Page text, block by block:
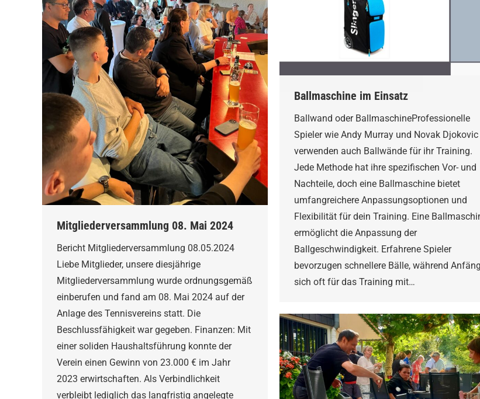
Mitgliederversammlung 08. Mai 2024
Bericht Mitgliederversammlung 08.05.2024
Liebe Mitglieder, unsere diesjährige
Mitgliederversammlung wurde ordnungsgemäß
einberufen und fand am 08. Mai 2024 auf der
Anlage des Tennisvereins statt. Die
Beschlussfähigkeit war gegeben. Finanzen: Mit
einer soliden Haushaltsführung konnte der
Verein einen Gewinn von 23.000 € im Jahr
2023 erwirtschaften. Als Verbindlichkeit
verbleibt lediglich das langfristig angelegte
Ballmaschine im Einsatz
Ballwand oder BallmaschineProfessionelle
Spieler wie Andy Murray und Novak Djokovic
verwenden auch Ballwände für ihr Training.
Jede Methode hat ihre spezifischen Vor- und
Nachteile, doch eine Ballmaschine bietet
umfangreichere Anpassungsoptionen und
Flexibilität für dein Training. Eine
ermöglicht die Anpassung der
Ballgeschwindigkeit. Erfahrene Spieler
bevorzugen schnellere Bälle, während
sich oft für das Training mit…